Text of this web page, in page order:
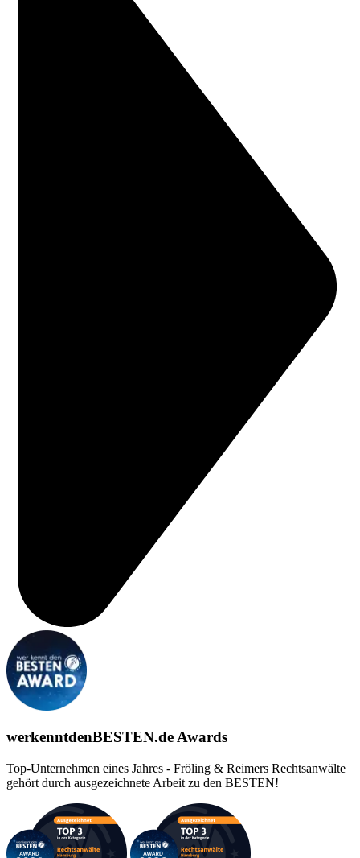
werkenntdenBESTEN.de Awards
Top-Unternehmen eines Jahres - Fröling & Reimers Rechtsanwälte
gehört durch ausgezeichnete Arbeit zu den BESTEN!